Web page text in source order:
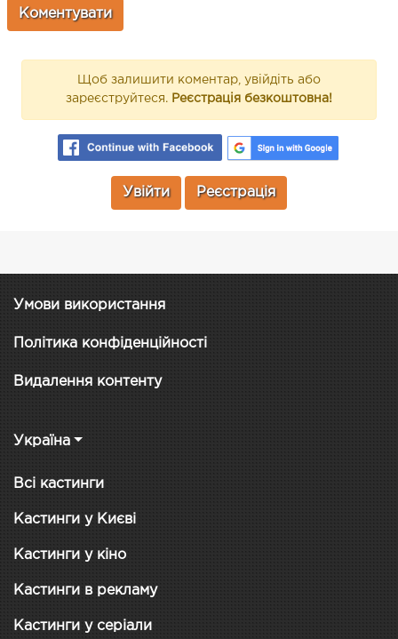
Щоб залишити коментар, увійдіть або
зареєструйтеся. Реєстрація безкоштовна!
Увійти Реєстрація
Умови використання
Політика конфіденційності
Видалення контенту
Україна
Всі кастинги
Кастинги у Києві
Кастинги у кіно
Кастинги в рекламу
Кастинги у серіали